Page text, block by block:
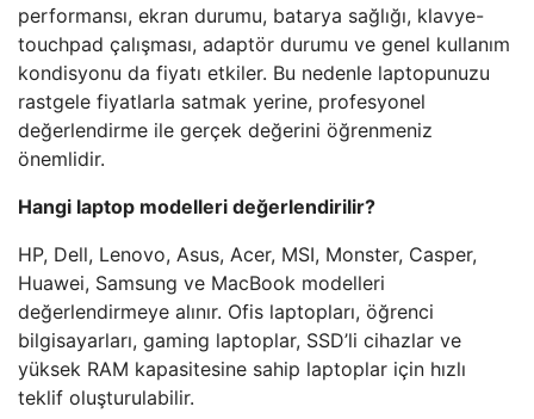
performansı, ekran durumu, batarya sağlığı, klavye-
touchpad çalışması, adaptör durumu ve genel kullanım
kondisyonu da fiyatı etkiler. Bu nedenle laptopunuzu
rastgele fiyatlarla satmak yerine, profesyonel
değerlendirme ile gerçek değerini öğrenmeniz
önemlidir.
Hangi laptop modelleri değerlendirilir?
HP, Dell, Lenovo, Asus, Acer, MSI, Monster, Casper,
Huawei, Samsung ve MacBook modelleri
değerlendirmeye alınır. Ofis laptopları, öğrenci
bilgisayarları, gaming laptoplar, SSD’li cihazlar ve
yüksek RAM kapasitesine sahip laptoplar için hızlı
teklif oluşturulabilir.